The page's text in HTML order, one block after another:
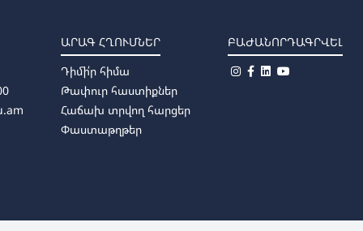
ԱՐԱԳ ՀՂՈՒՄՆԵՐ
Դիմի՛ր հիմա
Թափուր հաստիքներ
Հաճախ տրվող հարցեր
Փաստաթղթեր
ԲԱԺԱՆՈՐԴԱԳՐՎԵԼ